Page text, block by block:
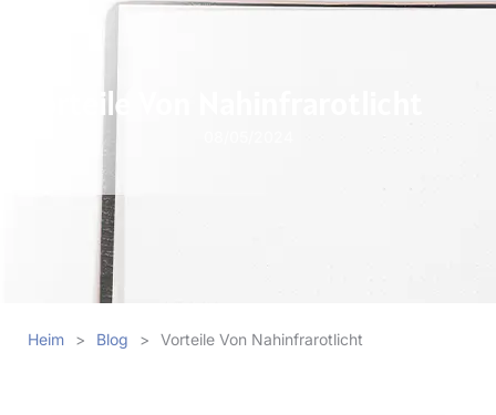
Vorteile Von Nahinfrarotlicht
Heim > Blog > Vorteile Von Nahinfrarotlicht